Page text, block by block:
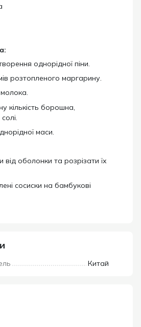
однорідної піни.
розтопленого маргарину.
кількість борошна,
маси.
від оболонки та розрізати їх
сосиски на бамбукові
Китай